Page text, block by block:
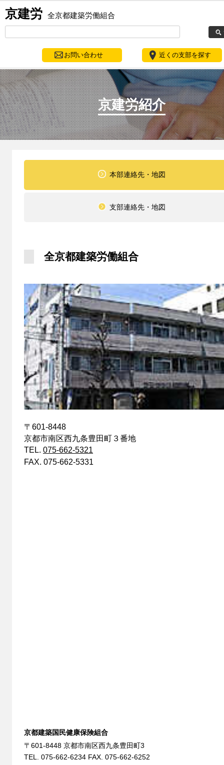
京建労 全京都建築労働組合
お問い合わせ 近くの支部を探す
京建労紹介
本部連絡先・地図
支部連絡先・地図
全京都建築労働組合
〒601-8448
京都市南区西九条豊田町３番地
TEL. 075-662-5321
FAX. 075-662-5331
京都建築国民健康保険組合
〒601-8448 京都市南区西九条豊田町3
TEL. 075-662-6234 FAX. 075-662-6252